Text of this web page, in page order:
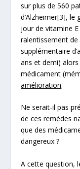
sur plus de 560
d’Alzheimer[3], le
jour de vitamine
ralentissement
supplémentaire
ans et demi)
médicament
amélioration.
Ne serait-il pas
de ces remèdes
que des
dangereux ?
A cette question,